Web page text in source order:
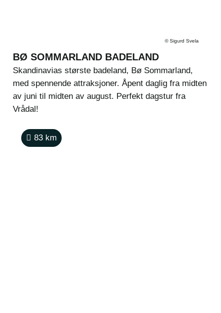
©Sigurd Svela
BØ SOMMARLAND BADELAND
Skandinavias største badeland, Bø Sommarland,
med spennende attraksjoner. Åpent daglig fra midten
av juni til midten av august. Perfekt dagstur fra
Vrådal!
83 km